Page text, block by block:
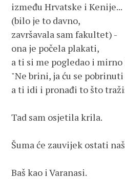
između Hrvatske i Kenije...
(bilo je to davno,
završavala sam fakultet) -
ona je počela plakati,
a ti si me pogledao i
"Ne brini, ja ću se pobrinuti
a ti idi i pronađi to što
Tad sam osjetila krila.
Šuma će zauvijek ostati
Baš kao i Varanasi.